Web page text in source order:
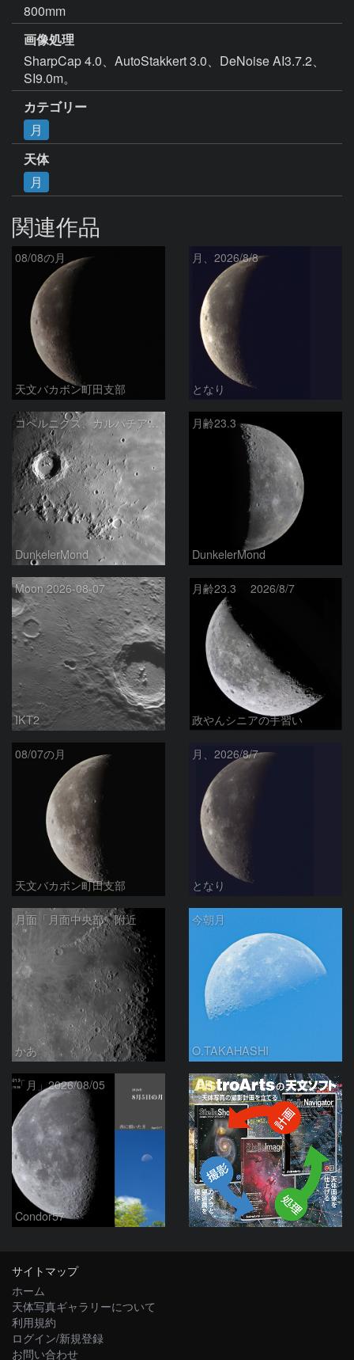
800mm
画像処理
SharpCap 4.0、AutoStakkert 3.0、DeNoise AI3.7.2、
SI9.0m。
カテゴリー
月
天体
月
関連作品
08/08の月
天文バカボン町田支部
月、2026/8/8
となり
コペルニクス、カルパチア山脈付近
DunkelerMond
月齢23.3
DunkelerMond
Moon 2026-08-07
IKT2
月齢23.3 2026/8/7
政やんシニアの手習い
08/07の月
天文バカボン町田支部
月、2026/8/7
となり
月面「月面中央部」附近
かあ
今朝月
O.TAKAHASHI
「月」2026/08/05
Condor57
PR
サイトマップ
ホーム
天体写真ギャラリーについて
利用規約
ログイン/新規登録
お問い合わせ